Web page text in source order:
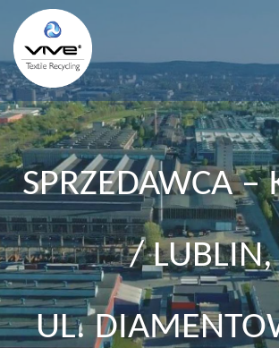
SPRZEDAWCA –
/ LUBLIN,
UL.